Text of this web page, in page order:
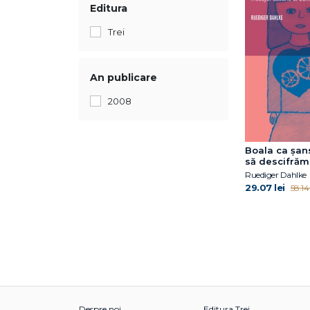
Editura
Trei
An publicare
2008
Boala ca
să
ascuns al bolii
Ruediger Dahlke
29.07 lei